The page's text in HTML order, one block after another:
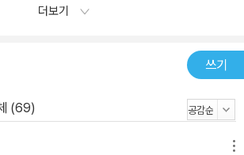
더보기
쓰기
(69)